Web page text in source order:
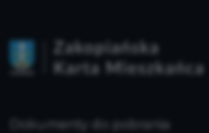
Dokumenty do pobrania